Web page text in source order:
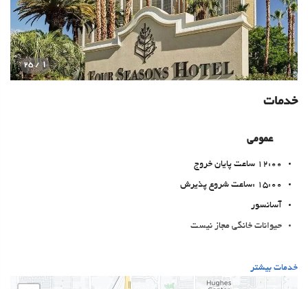
1
/ 25
خدمات
عمومی
12:00 ساعت پایان خروج
15:00 :ساعت شروع پذیرش
آسانسور
حیوانات خانگی مجاز نیست
غذا و نوشیدنیخدمات بیشتر